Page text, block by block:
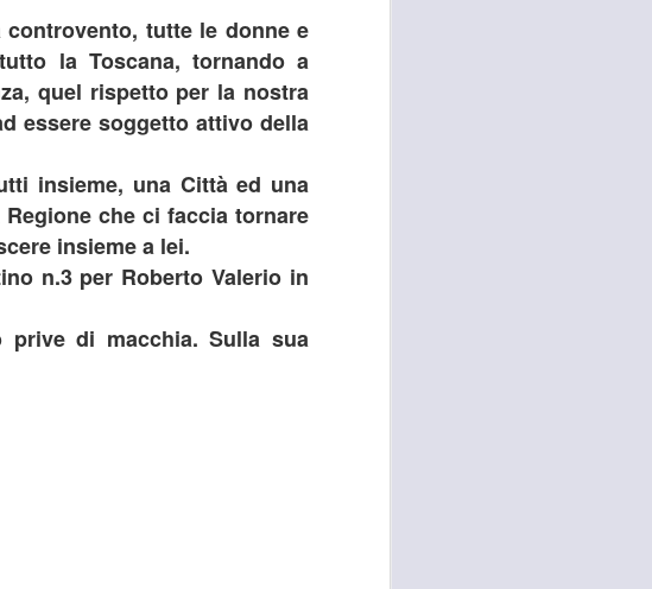
tutte le donne e
la Toscana, tornando a
quel rispetto per la nostra
essere soggetto attivo della
insieme, una Città ed una
che ci faccia tornare
insieme a lei.
n.3 per Roberto Valerio in
di macchia. Sulla sua
LA
“tenore
HA